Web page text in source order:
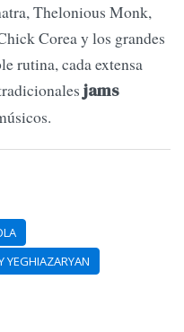
Thelonious Monk,
Corea y los grandes
rutina, cada extensa
jams
YEGHIAZARYAN